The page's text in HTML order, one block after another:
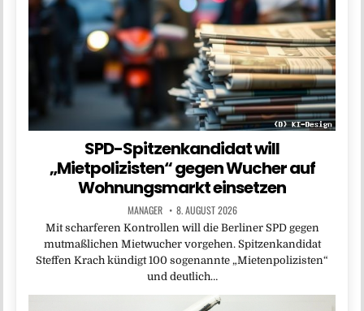
SPD-Spitzenkandidat will
„Mietpolizisten“ gegen Wucher auf
Wohnungsmarkt einsetzen
MANAGER 8. AUGUST 2026
Mit scharferen Kontrollen will die Berliner SPD gegen
mutmaßlichen Mietwucher vorgehen. Spitzenkandidat
Steffen Krach kündigt 100 sogenannte „Mietenpolizisten“
und deutlich…